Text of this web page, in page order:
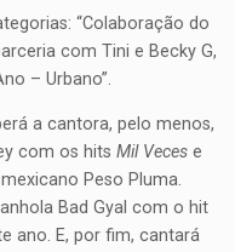
“Colaboração do
com Tini e Becky G,
– Urbano”.
a cantora, pelo menos,
com os hits Mil Vecese
Peso Pluma.
Bad Gyal com o hit
ano. E, por fim, cantará